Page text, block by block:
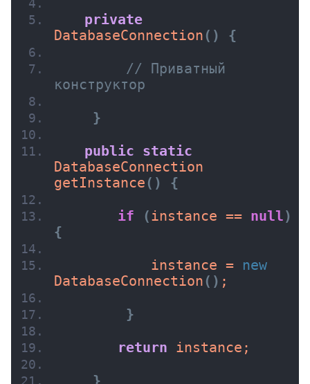
private
DatabaseConnection ( ) {
// Приватный
конструктор
}
public
static
getInstance ( ) {
if (instance == null)
{
           instance =
new
DatabaseConnection ( ) ;
}
return instance;
}